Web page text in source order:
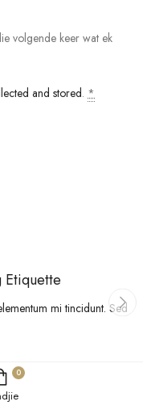
volgende keer wat ek
and stored. *
mi tincidunt. Sed
0